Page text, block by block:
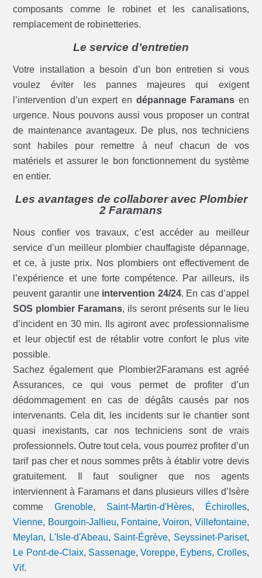
composants comme le robinet et les canalisations,
remplacement de robinetteries.
Le service d’entretien
Votre installation a besoin d’un bon entretien si vous
voulez éviter les pannes majeures qui exigent
l’intervention d’un expert en dépannage Faramans en
urgence. Nous pouvons aussi vous proposer un contrat
de maintenance avantageux. De plus, nos techniciens
sont habiles pour remettre à neuf chacun de vos
matériels et assurer le bon fonctionnement du système
en entier.
Les avantages de collaborer avec Plombier
2 Faramans
Nous confier vos travaux, c’est accéder au meilleur
service d’un meilleur plombier chauffagiste dépannage,
et ce, à juste prix. Nos plombiers ont effectivement de
l’expérience et une forte compétence. Par ailleurs, ils
peuvent garantir une intervention 24/24. En cas d’appel
SOS plombier Faramans, ils seront présents sur le lieu
d’incident en 30 min. Ils agiront avec professionnalisme
et leur objectif est de rétablir votre confort le plus vite
possible.
Sachez également que Plombier2Faramans est agréé
Assurances, ce qui vous permet de profiter d’un
dédommagement en cas de dégâts causés par nos
intervenants. Cela dit, les incidents sur le chantier sont
quasi inexistants, car nos techniciens sont de vrais
professionnels. Outre tout cela, vous pourrez profiter d’un
tarif pas cher et nous sommes prêts à établir votre devis
gratuitement. Il faut souligner que nos agents
interviennent à Faramans et dans plusieurs villes d’Isère
commeGrenoble, Saint-Martin-d'Hères, Échirolles,
Vienne, Bourgoin-Jallieu, Fontaine,Voiron, Villefontaine,
Meylan, L'Isle-d'Abeau, Saint-Égrève, Seyssinet-Pariset,
Le Pont-de-Claix, Sassenage,Voreppe, Eybens, Crolles,
Vif.